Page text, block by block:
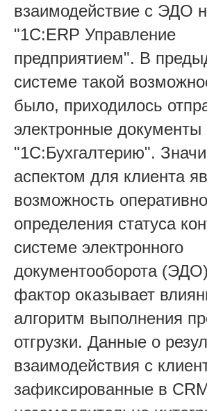
взаимодействие с ЭДО
"1С:ERP Управление
предприятием". В
системе такой
было, приходилось
электронные документы
"1С:Бухгалтерию".
аспектом для клиента
возможность
определения статуса
системе электронного
документооборота
фактор оказывает
алгоритм выполнения
отгрузки. Данные о
взаимодействия с
зафиксированные в